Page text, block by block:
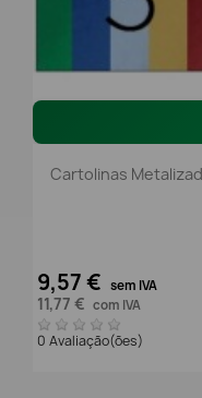
Cartolinas
9,57 € sem IVA
11,77 € com IVA
0 Avaliação(ões)